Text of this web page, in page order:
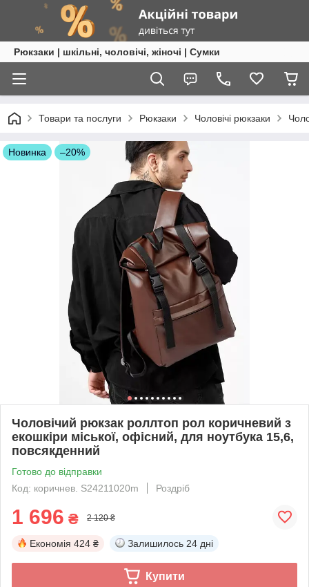
Рюкзаки | шкільні, чоловічі, жіночі | Сумки
Товари та послуги Рюкзаки Чоловічі рюкзаки
Новинка –20%
Чоловічий рюкзак роллтоп рол коричневий з
екошкіри міської, офісний, для ноутбука 15,6,
повсякденний
Готово до відправки
Код: коричнев. S24211020m
Роздріб
1 696 ₴ 2 120 ₴
Економія 424 ₴ Залишилось 24 дні
Купити